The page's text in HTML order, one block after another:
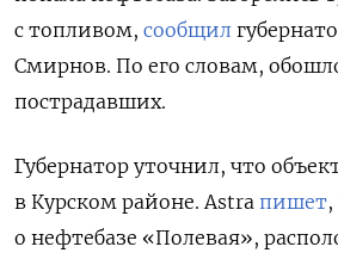
с топливом, сообщил
Смирнов. По его словам,
пострадавших.
Губернатор уточнил, что
в Курском районе. Astra пишет
о нефтебазе «Полевая»,